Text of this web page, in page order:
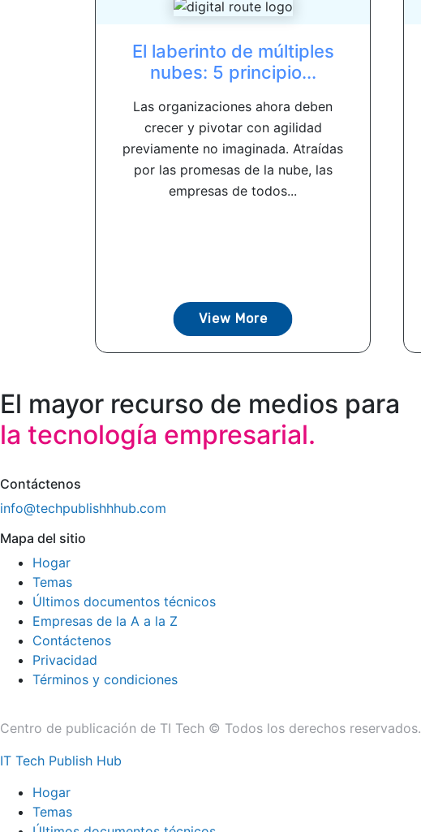
El laberinto de múltiples
nubes: 5 principio...
Las organizaciones ahora deben
crecer y pivotar con agilidad
previamente no imaginada. Atraídas
por las promesas de la nube, las
empresas de todos...
View More
El mayor recurso de medios para
la tecnología empresarial.
Contáctenos
info@techpublishhhub.com
Mapa del sitio
Hogar
Temas
Últimos documentos técnicos
Empresas de la A a la Z
Contáctenos
Privacidad
Términos y condiciones
Centro de publicación de TI Tech © Todos los derechos reservados.
IT Tech Publish Hub
Hogar
Temas